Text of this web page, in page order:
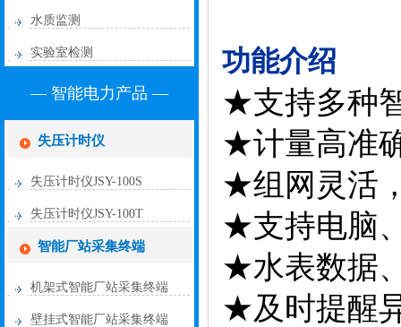
水质监测
实验室检测
— 智能电力产品 —
失压计时仪
失压计时仪JSY-100S
失压计时仪JSY-100T
智能厂站采集终端
机架式智能厂站采集终端
壁挂式智能厂站采集终端
功能介绍
★支持多种
★计量高准
★组网灵活
★支持电脑
★水表数据
★及时提醒